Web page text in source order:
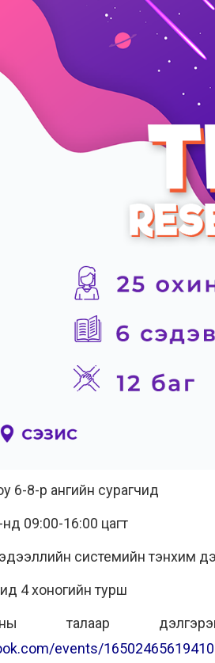
6-8-р ангийн сурагчид
09:00-16:00 цагт
системийн тэнхим
4 хоногийн турш
талаар
events/